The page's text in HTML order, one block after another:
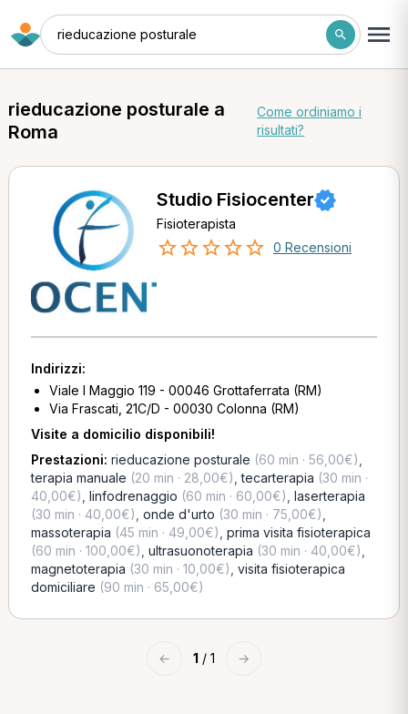
rieducazione posturale
rieducazione posturale a
Roma
Come ordiniamo i
risultati?
Studio Fisiocenter
Fisioterapista
0 Recensioni
Indirizzi:
Viale I Maggio 119 - 00046 Grottaferrata (RM)
Via Frascati, 21C/D - 00030 Colonna (RM)
Visite a domicilio disponibili!
Prestazioni: rieducazione posturale (60 min · 56,00€)
terapia manuale (20 min · 28,00€) ,tecarterapia (30 min ·
40,00€) linfodrenaggio (60 min · 60,00€) laserterapia
(30 min · 40,00€) onde d'urto (30 min · 75,00€)
massoterapia (45 min · 49,00€) prima visita fisioterapica
(60 min · 100,00€) ultrasuonoterapia (30 min · 40,00€)
magnetoterapia (30 min · 10,00€) visita fisioterapica
domiciliare (90 min · 65,00€)
← 1 / 1 →